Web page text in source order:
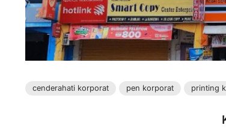
cenderahati korporat pen korporat printing